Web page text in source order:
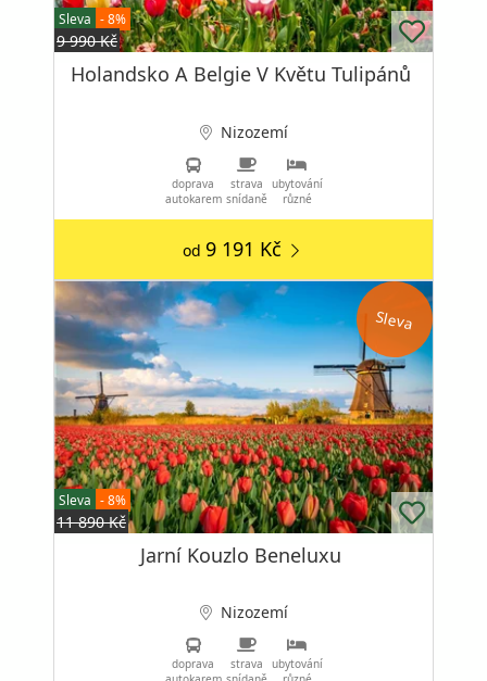
Sleva - 8%
9 990 Kč
Holandsko A Belgie V Květu Tulipánů
Nizozemí
doprava
autokarem
strava
snídaně
ubytování
různé
od 9 191 Kč
Sleva
Sleva - 8%
11 890 Kč
Jarní Kouzlo Beneluxu
Nizozemí
doprava
strava
ubytování